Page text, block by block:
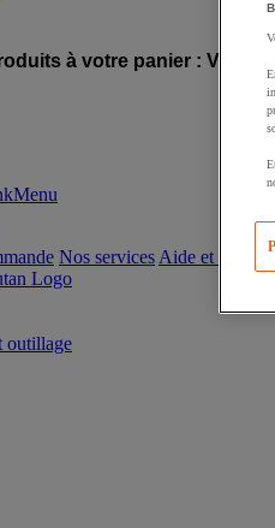
à votre panier : Vous
Nos services Aide et contact
outillage